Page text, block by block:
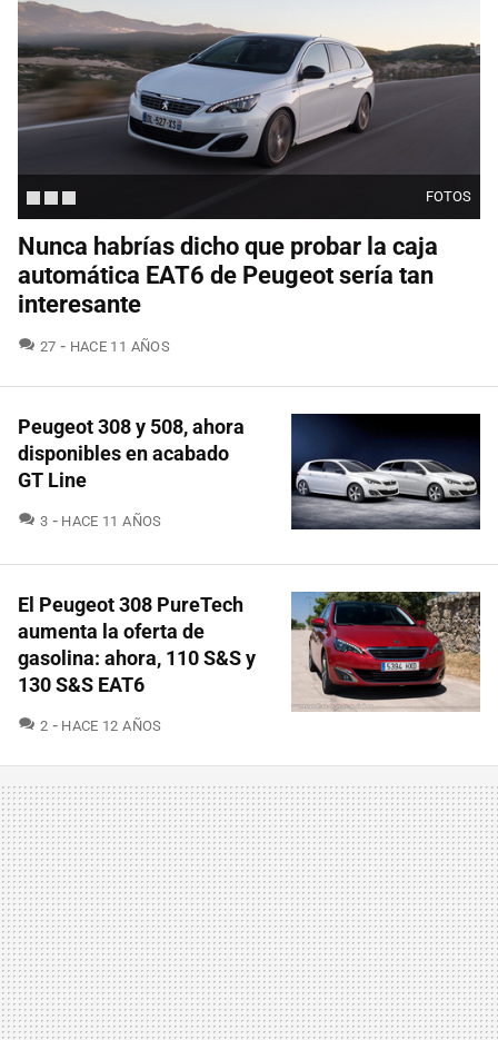
FOTOS
Nunca habrías dicho que probar la caja
automática EAT6 de Peugeot sería tan
interesante
27 COMENTARIOS
HACE 11 AÑOS
Peugeot 308 y 508, ahora
disponibles en acabado
GT Line
3 COMENTARIOS
HACE 11 AÑOS
El Peugeot 308 PureTech
aumenta la oferta de
gasolina: ahora, 110 S&S y
130 S&S EAT6
2 COMENTARIOS
HACE 12 AÑOS